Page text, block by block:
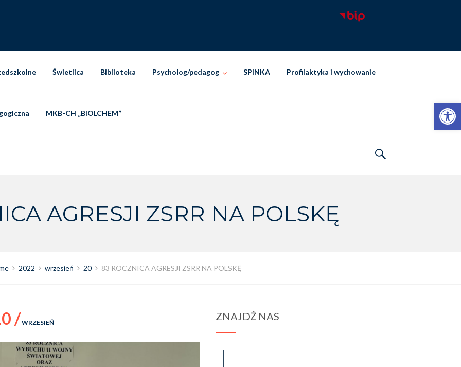
Otwórz pasek narzędzi
Świetlica Biblioteka Psycholog/pedagog SPINKA Profilaktyka i wychowanie
MKB-CH „BIOLCHEM”
AGRESJI ZSRR NA POLSKĘ
2022 wrzesień 20 83 ROCZNICA AGRESJI ZSRR NA POLSKĘ
/WRZESIEŃ
ZNAJDŹ NAS